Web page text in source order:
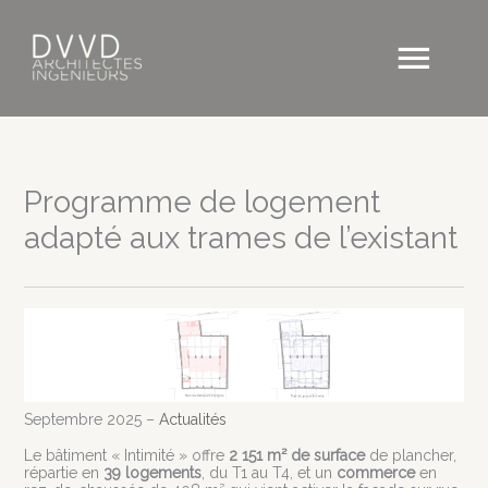
contenu
Programme de logement
adapté aux trames de l’existant
Septembre 2025 –Actualités
Le bâtiment « Intimité » offre 2 151 m² de surface de plancher,
répartie en 39 logements , du T1 au T4, et un commerceen